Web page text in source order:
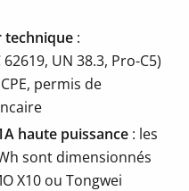
technique :
UN 38.3, Pro-C5)
permis de
haute puissance : les
sont dimensionnés
X10 ou Tongwei